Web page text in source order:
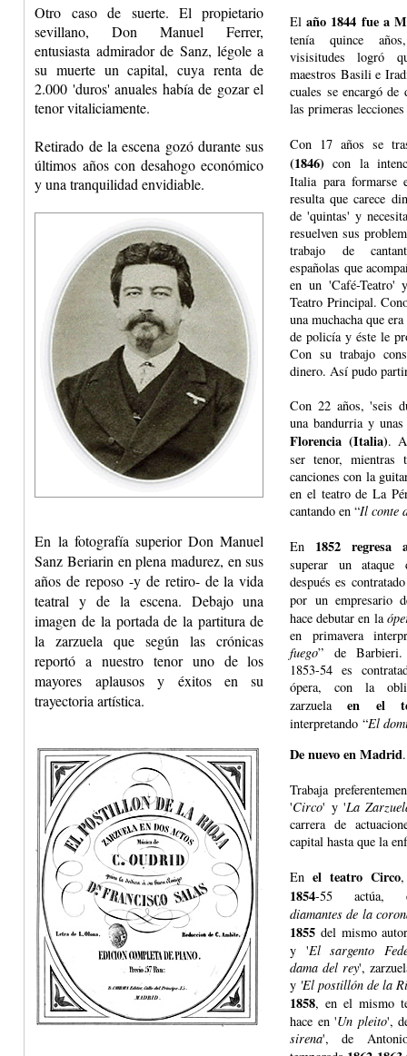
Otro caso de suerte. El propietario
sevillano, Don Manuel Ferrer,
entusiasta admirador de Sanz, légole a
su muerte un capital, cuya renta de
2.000 'duros' anuales había de gozar el
tenor vitaliciamente.
Retirado de la escena gozó durante sus
últimos años con desahogo económico
y una tranquilidad envidiable.
En la fotografía superior Don Manuel
Sanz Beriarin en plena madurez, en sus
años de reposo -y de retiro- de la vida
teatral y de la escena. Debajo una
imagen de la portada de la partitura de
la zarzuela que según las crónicas
reportó a nuestro tenor uno de los
mayores aplausos y éxitos en su
trayectoria artística.
Elaño 1844 fue a
tenía quince
visisitudes logró
maestros Basili e
cuales se encargó de
las primeras
Con 17 años se
(1846) con la
Italia para formarse
resulta que carece
de 'quintas' y
resuelven sus
trabajo de
españolas que
en un 'Café-Teatro'
Teatro Principal.
una muchacha que
de policía y éste le
Con su trabajo
dinero. Así pudo
Con 22 años, 'seis
una bandurria y
Florencia (Italia).
ser tenor, mientras
canciones con la
en el teatro de La
cantando en “Il conte
En 1852 regresa
superar un ataque
después es
por un empresario
hace debutar en la
en primavera
fuego” de Barbieri.
1853-54 es
ópera, con la
zarzuelaen el
interpretando “El
De nuevo en Madrid.
Trabaja
'Circo' y 'La
carrera de
capital hasta que la
Enel teatro Circo
1854-55 actúa,
diamantes de la
1855 del mismo
y 'El sargento
dama del rey',
y 'El postillón de la
1858, en el mismo
hace en 'Un pleito',
sirena', de